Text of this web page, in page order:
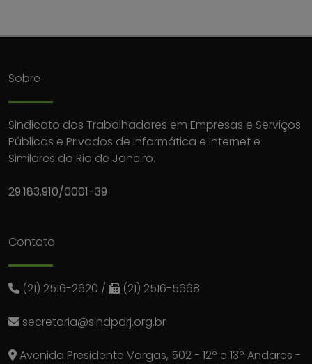
Sobre
Sindicato dos Trabalhadores em Empresas e Serviços
Públicos e Privados de Informática e Internet e
Similares do Rio de Janeiro.
29.183.910/0001-39
Contato
(21) 2516-2620 / (21) 2516-5668
secretaria@sindpdrj.org.br
Avenida Presidente Vargas, 502 - 12º e 13º Andares -